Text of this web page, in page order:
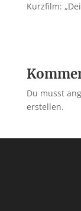
Kurzfilm:
Du musst
erstellen.